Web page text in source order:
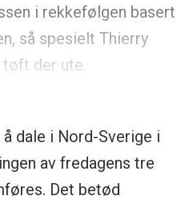
i rekkefølgen basert
så spesielt Thierry
der ute.
dale i Nord-Sverige i
av fredagens tre
Det betød